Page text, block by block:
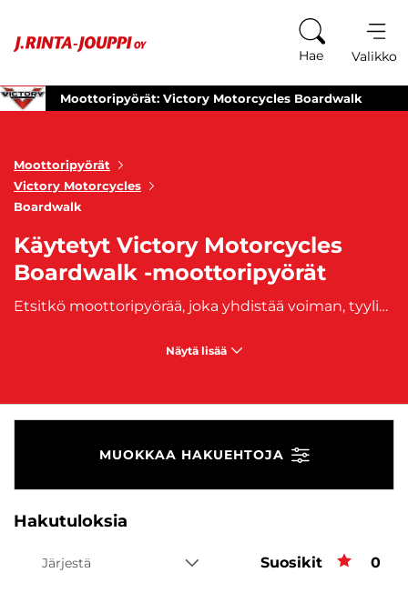
Hae Valikko
Moottoripyörät: Victory Motorcycles Boardwalk
Moottoripyörät
Victory Motorcycles
Boardwalk
Käytetyt Victory Motorcycles
Boardwalk -moottoripyörät
Etsitkö moottoripyörää, joka yhdistää voiman, tyylin ja luotettavuuden täydellisesti? Tutustu valikoimamme käytettyihin Victory Boardwalk moottoripyöriin, jotka tarjoavat unohtumattomia ajokokemuksia ja huippuluokan suorituskykyä. Victory Boardwalk on legendaarinen moottoripyörämalli, joka on suunniteltu tarjoamaan täydellinen yhdistelmä voimaa ja mukavuutta pitkille matkoille. Sen vahva moottori ja sulavalinjainen muotoilu tekevät siitä täydellisen valinnan niille, jotka arvostavat sekä tyyliä että suorituskykyä. Victory Boardwalk moottoripyörällä voit nauttia huolettomasta ajokokemuksesta heti ensimmäisestä hetkestä lähtien. Olit sitten pitkän matkan kokenut kuljettaja tai vasta-alkaja moottoripyöräilyn maailmassa, Boardwalk tarjoaa sinulle vertaansa vailla olevan ajokokemuksen. Tutustu valikoimaamme ja löydä oma käytetty Victory Boardwalk moottoripyöräsi tänään. Tartu tilaisuuteen astua satulaan ja koe vapauden ja jännityksen tunne tien päällä täysin uudella tavalla.
Näytä lisää
MUOKKAA HAKUEHTOJA
Hakutuloksia
Järjestä Suosikit 0